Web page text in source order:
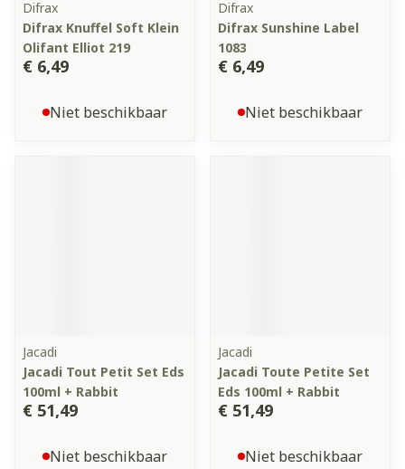
Difrax
Difrax Knuffel Soft Klein
Olifant Elliot 219
€ 6,49
Niet beschikbaar
Difrax
Difrax Sunshine Label
1083
€ 6,49
Niet beschikbaar
Jacadi
Jacadi Tout Petit Set Eds
100ml + Rabbit
€ 51,49
Niet beschikbaar
Jacadi
Jacadi Toute Petite Set
Eds 100ml + Rabbit
€ 51,49
Niet beschikbaar